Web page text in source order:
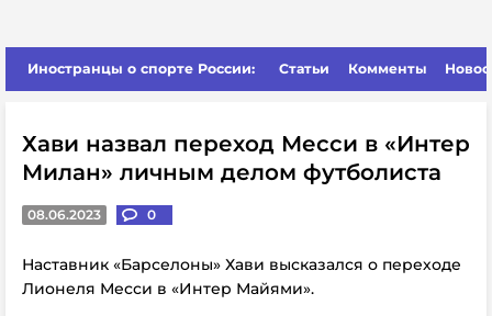
Иностранцы о спорте России: Статьи Комменты
Хави назвал переход Месси в «Интер
Милан» личным делом футболиста
08.06.2023 0
Наставник «Барселоны» Хави высказался о переходе
Лионеля Месси в «Интер Майями».